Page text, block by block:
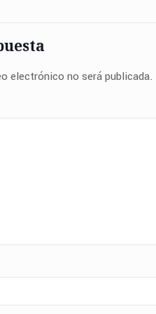
electrónico no será publicada.